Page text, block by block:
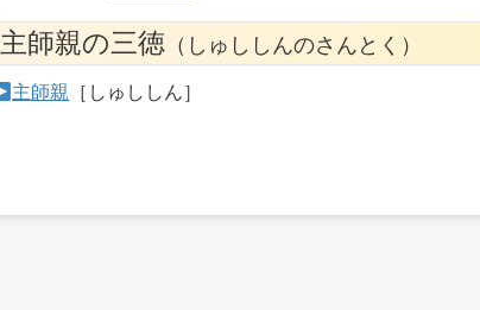
主師親の三徳 （しゅししんのさんとく）
主師親 ［しゅししん］